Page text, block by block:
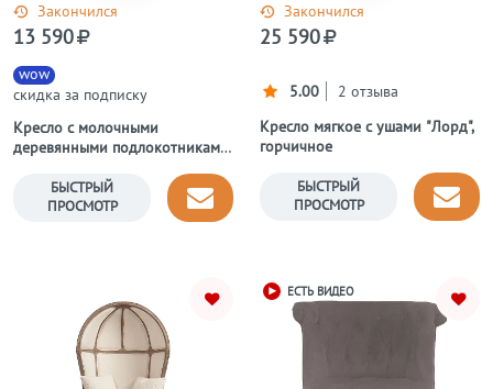
Закончился
Кресло с молочными
деревянными подлокотниками
Round
wow
скидка за подписку
13 590
БЫСТРЫЙ
ПРОСМОТР
Закончился
Кресло мягкое с ушами "Лорд",
горчичное
5.00 2 отзыва
25 590
БЫСТРЫЙ
ПРОСМОТР
ЕСТЬ ВИДЕО